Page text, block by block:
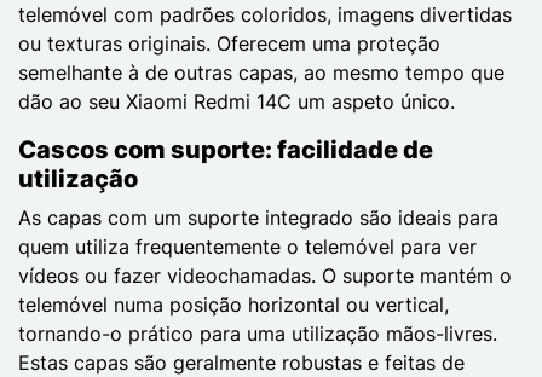
telemóvel com padrões coloridos, imagens divertidas
ou texturas originais. Oferecem uma proteção
semelhante à de outras capas, ao mesmo tempo que
dão ao seu Xiaomi Redmi 14C um aspeto único.
Cascos com suporte: facilidade de
utilização
As capas com um suporte integrado são ideais para
quem utiliza frequentemente o telemóvel para ver
vídeos ou fazer videochamadas. O suporte mantém o
telemóvel numa posição horizontal ou vertical,
tornando-o prático para uma utilização mãos-livres.
Estas capas são geralmente robustas e feitas de